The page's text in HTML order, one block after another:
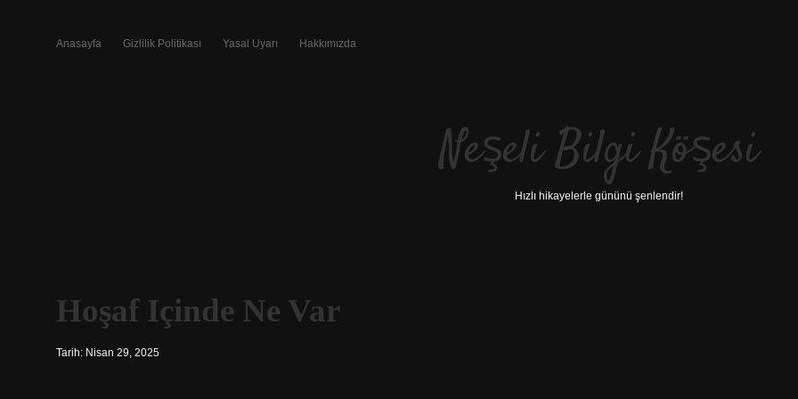
Anasayfa Gizlilik Politikası Yasal Uyarı Hakkımızda
Neşeli Bilgi Köşesi
Hızlı hikayelerle gününü şenlendir!
Hoşaf Içinde Ne Var
Tarih: Nisan 29, 2025